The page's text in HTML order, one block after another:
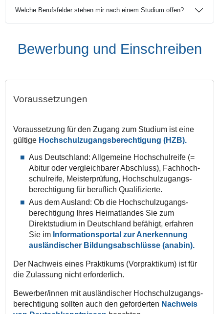
Welche Berufsfelder stehen mir nach einem Studium offen?
Bewerbung und Einschreiben
Voraussetzungen
Voraussetzung für den Zugang zum Studium ist eine
gültige Hochschulzugangsberechtigung (HZB).
Aus Deutschland: Allgemeine Hochschul­reife (=
Abitur oder vergleichbarer Abschluss), Fach­hoch­
schul­reife, Meister­prüfung, Hochschul­zugangs­
berechtigung für beruflich Qualifizierte.
Aus dem Ausland: Ob die Hochschul­zugangs­
berechtigung Ihres Heimatlandes Sie zum
Direktstudium in Deutschland befähigt, erfahren
Sie im Informations­portal zur Anerkennung
ausländischer Bildungs­abschlüsse (anabin).
Der Nachweis eines Praktikums (Vorpraktikum) ist für
die Zulassung nicht erforderlich.
Bewerber/innen mit ausländischer Hochschul­­zugangs­­
berechtigung sollten auch den geforderten Nachweis